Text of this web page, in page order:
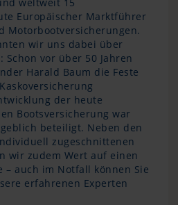
Europäischer Marktführer
Motorbootversicherungen.
wir uns dabei über
Schon vor über 50 Jahren
Harald Baum die Feste
der heute
Bootsversicherung war
beteiligt. Neben den
zugeschnittenen
wir zudem Wert auf einen
– auch im Notfall können Sie
erfahrenen Experten